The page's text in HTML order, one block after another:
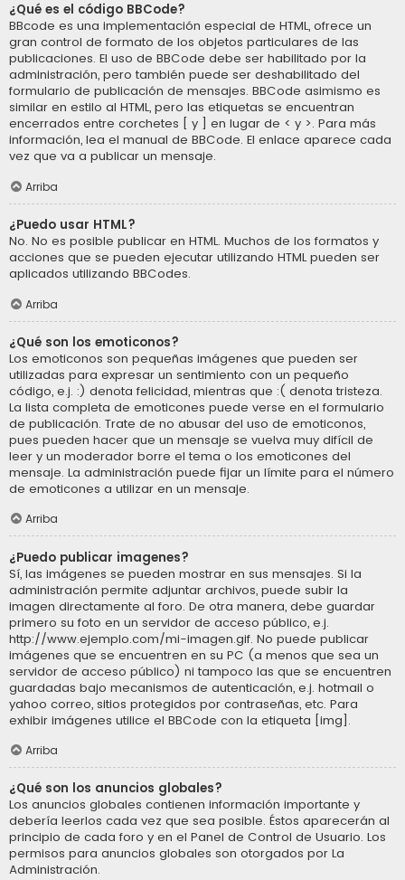
¿Qué es el código BBCode?
BBcode es una implementación especial de HTML, ofrece un
gran control de formato de los objetos particulares de las
publicaciones. El uso de BBCode debe ser habilitado por la
administración, pero también puede ser deshabilitado del
formulario de publicación de mensajes. BBCode asimismo es
similar en estilo al HTML, pero las etiquetas se encuentran
encerrados entre corchetes [ y ] en lugar de < y >. Para más
información, lea el manual de BBCode. El enlace aparece cada
vez que va a publicar un mensaje.
Arriba
¿Puedo usar HTML?
No. No es posible publicar en HTML. Muchos de los formatos y
acciones que se pueden ejecutar utilizando HTML pueden ser
aplicados utilizando BBCodes.
Arriba
¿Qué son los emoticonos?
Los emoticonos son pequeñas imágenes que pueden ser
utilizadas para expresar un sentimiento con un pequeño
código, e.j. :) denota felicidad, mientras que :( denota tristeza.
La lista completa de emoticones puede verse en el formulario
de publicación. Trate de no abusar del uso de emoticonos,
pues pueden hacer que un mensaje se vuelva muy difícil de
leer y un moderador borre el tema o los emoticones del
mensaje. La administración puede fijar un límite para el número
de emoticones a utilizar en un mensaje.
Arriba
¿Puedo publicar imagenes?
Sí, las imágenes se pueden mostrar en sus mensajes. Si la
administración permite adjuntar archivos, puede subir la
imagen directamente al foro. De otra manera, debe guardar
primero su foto en un servidor de acceso público, e.j.
http://www.ejemplo.com/mi-imagen.gif. No puede publicar
imágenes que se encuentren en su PC (a menos que sea un
servidor de acceso público) ni tampoco las que se encuentren
guardadas bajo mecanismos de autenticación, e.j. hotmail o
yahoo correo, sitios protegidos por contraseñas, etc. Para
exhibir imágenes utilice el BBCode con la etiqueta [img].
Arriba
¿Qué son los anuncios globales?
Los anuncios globales contienen información importante y
debería leerlos cada vez que sea posible. Éstos aparecerán al
principio de cada foro y en el Panel de Control de Usuario. Los
permisos para anuncios globales son otorgados por La
Administración.